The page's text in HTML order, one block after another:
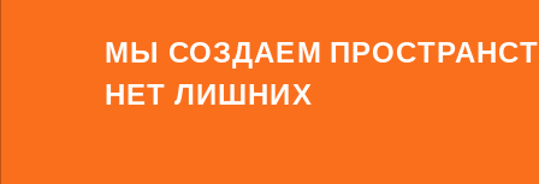
МЫ СОЗДАЕМ
НЕТ ЛИШНИХ